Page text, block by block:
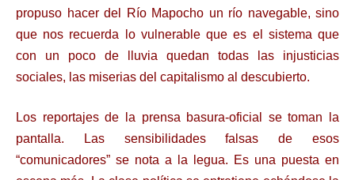
propuso hacer del Río Mapocho un río navegable, sino
que nos recuerda lo vulnerable que es el sistema que
con un poco de lluvia quedan todas las injusticias
sociales, las miserias del capitalismo al descubierto.
Los reportajes de la prensa basura-oficial se toman la
pantalla. Las sensibilidades falsas de esos
“comunicadores” se nota a la legua. Es una puesta en